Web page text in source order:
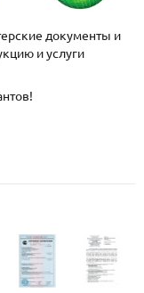
документы и
и услуги